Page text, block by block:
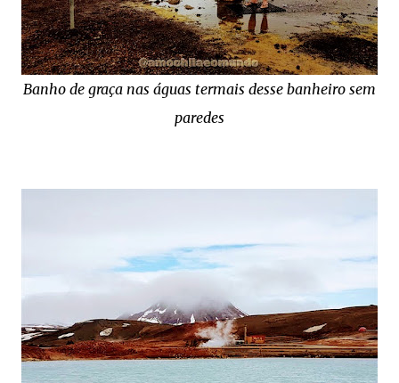
Banho de graça nas águas termais desse banheiro sem
paredes